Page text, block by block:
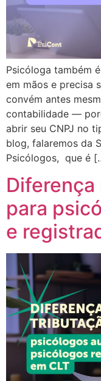
Psicóloga também
em mãos e precisa
convém antes
contabilidade —
abrir seu CNPJ no
blog, falaremos da
Psicólogos, que é
para
e